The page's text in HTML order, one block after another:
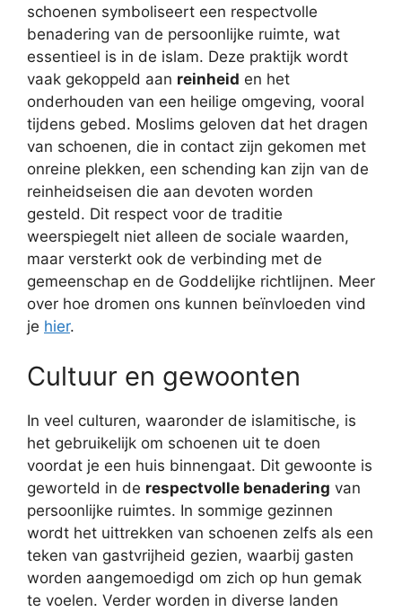
schoenen symboliseert een respectvolle
benadering van de persoonlijke ruimte, wat
essentieel is in de islam. Deze praktijk wordt
vaak gekoppeld aan reinheid en het
onderhouden van een heilige omgeving, vooral
tijdens gebed. Moslims geloven dat het dragen
van schoenen, die in contact zijn gekomen met
onreine plekken, een schending kan zijn van de
reinheidseisen die aan devoten worden
gesteld. Dit respect voor de traditie
weerspiegelt niet alleen de sociale waarden,
maar versterkt ook de verbinding met de
gemeenschap en de Goddelijke richtlijnen. Meer
over hoe dromen ons kunnen beïnvloeden vind
je hier.
Cultuur en gewoonten
In veel culturen, waaronder de islamitische, is
het gebruikelijk om schoenen uit te doen
voordat je een huis binnengaat. Dit gewoonte is
geworteld in de respectvolle benadering van
persoonlijke ruimtes. In sommige gezinnen
wordt het uittrekken van schoenen zelfs als een
teken van gastvrijheid gezien, waarbij gasten
worden aangemoedigd om zich op hun gemak
te voelen. Verder worden in diverse landen